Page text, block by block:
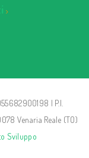
| P.I.
Venaria Reale (TO)
Sviluppo